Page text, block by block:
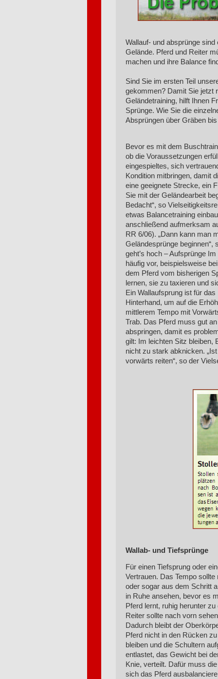
Wallauf- und absprünge
Gelände. Pferd und Reiter
machen und ihre Balance
Sind Sie im ersten Teil
gekommen? Damit Sie jetzt
Geländetraining, hilft Ihnen
Sprünge. Wie Sie die
Absprüngen über Gräben
Bevor es mit dem
ob die Voraussetzungen
eingespieltes, sich
Kondition mitbringen, damit
eine geeignete Strecke, ein
Sie mit der Geländearbeit
Bedacht“, so
etwas Balancetraining
anschließend aufmerksam
RR 6/06). „Dann kann man
Geländesprünge
geht’s hoch – Aufsprünge
häufig vor, beispielsweise
dem Pferd vom bisherigen
lernen, sie zu taxieren und
Ein Wallaufsprung ist für
Hinterhand, um auf die
mittlerem Tempo mit
Trab. Das Pferd muss gut
abspringen, damit es
gilt: Im leichten Sitz bleiben,
nicht zu stark abknicken.
vorwärts reiten“, so der
Wallab- und Tiefsprünge
Für einen Tiefsprung oder
Vertrauen. Das Tempo
oder sogar aus dem Schritt
in Ruhe ansehen, bevor es
Pferd lernt, ruhig herunter
Reiter sollte nach vorn
Dadurch bleibt der
Pferd nicht in den Rücken
bleiben und die Schultern
entlastet, das Gewicht bei
Knie, verteilt. Dafür muss
sich das Pferd